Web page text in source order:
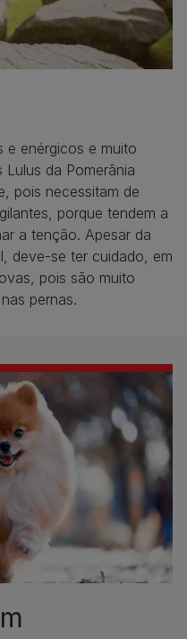
e enérgicos e muito
da Pomerânia
pois necessitam de
porque tendem a
a tenção. Apesar da
deve-se ter cuidado, em
pois são muito
pernas.